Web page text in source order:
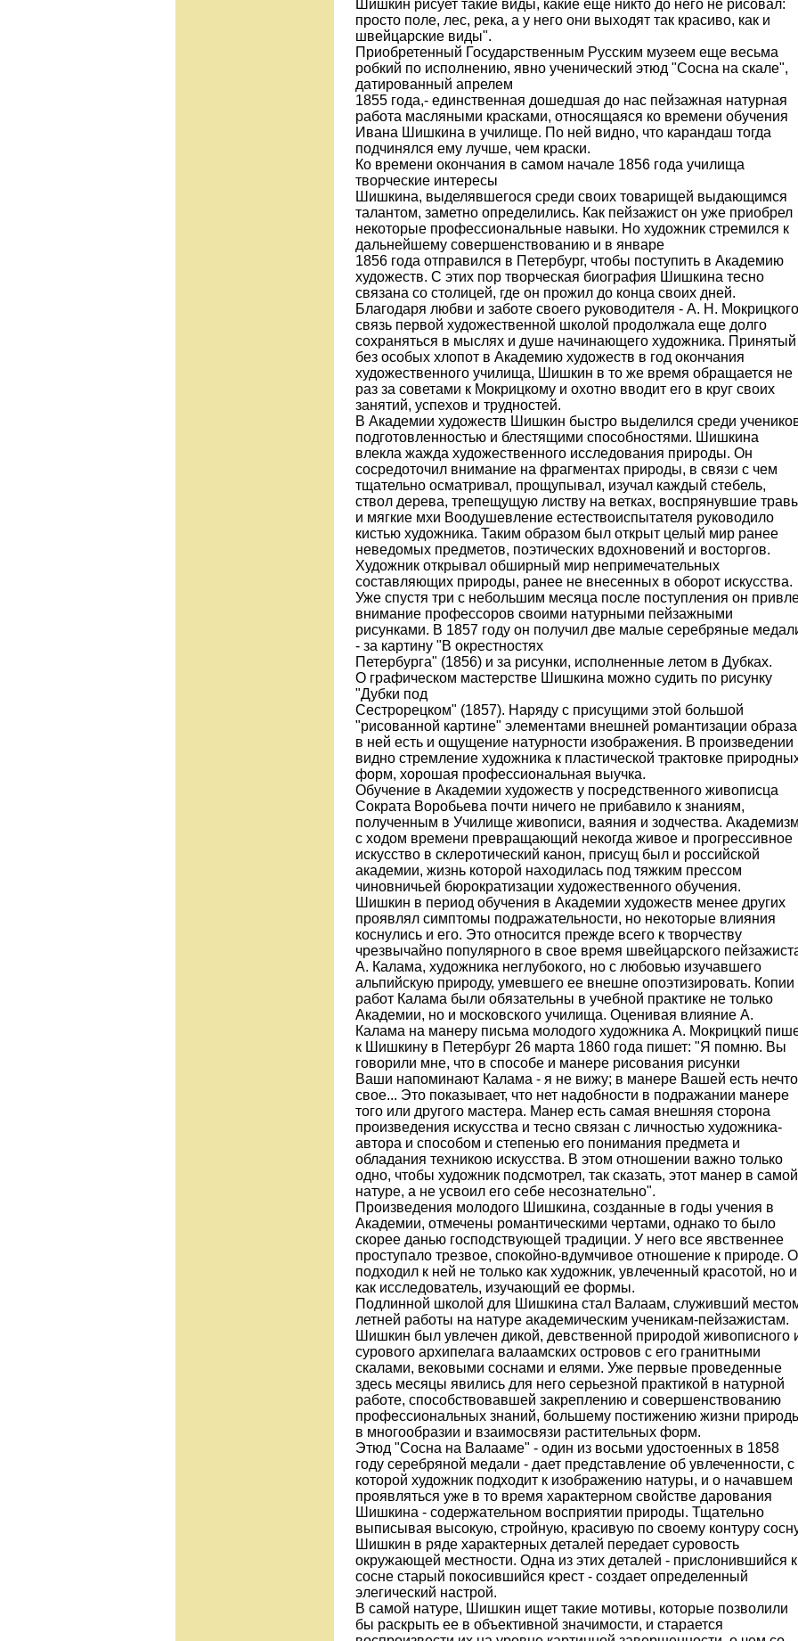
Шишкин рисует такие виды, какие еще никто до него не рисовал:
просто поле, лес, река, а у него они выходят так красиво, как и
швейцарские виды".
Приобретенный Государственным Русским музеем еще весьма
робкий по исполнению, явно ученический этюд "Сосна на скале",
датированный апрелем
1855 года,- единственная дошедшая до нас пейзажная натурная
работа масляными красками, относящаяся ко времени обучения
Ивана Шишкина в училище. По ней видно, что карандаш тогда
подчинялся ему лучше, чем краски.
Ко времени окончания в самом начале 1856 года училища
творческие интересы
Шишкина, выделявшегося среди своих товарищей выдающимся
талантом, заметно определились. Как пейзажист он уже приобрел
некоторые профессиональные навыки. Но художник стремился к
дальнейшему совершенствованию и в январе
1856 года отправился в Петербург, чтобы поступить в Академию
художеств. С этих пор творческая биография Шишкина тесно
связана со столицей, где он прожил до конца своих дней.
Благодаря любви и заботе своего руководителя - А. Н.
связь первой художественной школой продолжала еще долго
сохраняться в мыслях и душе начинающего художника. Принятый
без особых хлопот в Академию художеств в год окончания
художественного училища, Шишкин в то же время обращается не
раз за советами к Мокрицкому и охотно вводит его в круг своих
занятий, успехов и трудностей.
В Академии художеств Шишкин быстро выделился среди
подготовленностью и блестящими способностями. Шишкина
влекла жажда художественного исследования природы. Он
сосредоточил внимание на фрагментах природы, в связи с чем
тщательно осматривал, прощупывал, изучал каждый стебель,
ствол дерева, трепещущую листву на ветках, воспрянувшие
и мягкие мхи Воодушевление естествоиспытателя руководило
кистью художника. Таким образом был открыт целый мир ранее
неведомых предметов, поэтических вдохновений и восторгов.
Художник открывал обширный мир непримечательных
составляющих природы, ранее не внесенных в оборот искусства.
Уже спустя три с небольшим месяца после поступления он
внимание профессоров своими натурными пейзажными
рисунками. В 1857 году он получил две малые серебряные
- за картину "В окрестностях
Петербурга" (1856) и за рисунки, исполненные летом в Дубках.
О графическом мастерстве Шишкина можно судить по рисунку
"Дубки под
Сестрорецком" (1857). Наряду с присущими этой большой
"рисованной картине" элементами внешней романтизации
в ней есть и ощущение натурности изображения. В произведении
видно стремление художника к пластической трактовке
форм, хорошая профессиональная выучка.
Обучение в Академии художеств у посредственного живописца
Сократа Воробьева почти ничего не прибавило к знаниям,
полученным в Училище живописи, ваяния и зодчества.
с ходом времени превращающий некогда живое и прогрессивное
искусство в склеротический канон, присущ был и российской
академии, жизнь которой находилась под тяжким прессом
чиновничьей бюрократизации художественного обучения.
Шишкин в период обучения в Академии художеств менее других
проявлял симптомы подражательности, но некоторые влияния
коснулись и его. Это относится прежде всего к творчеству
чрезвычайно популярного в свое время швейцарского
А. Калама, художника неглубокого, но с любовью изучавшего
альпийскую природу, умевшего ее внешне опоэтизировать. Копии
работ Калама были обязательны в учебной практике не только
Академии, но и московского училища. Оценивая влияние А.
Калама на манеру письма молодого художника А. Мокрицкий
к Шишкину в Петербург 26 марта 1860 года пишет: "Я помню. Вы
говорили мне, что в способе и манере рисования рисунки
Ваши напоминают Калама - я не вижу; в манере Вашей есть нечто
свое... Это показывает, что нет надобности в подражании манере
того или другого мастера. Манер есть самая внешняя сторона
произведения искусства и тесно связан с личностью художника-
автора и способом и степенью его понимания предмета и
обладания техникою искусства. В этом отношении важно только
одно, чтобы художник подсмотрел, так сказать, этот манер в самой
натуре, а не усвоил его себе несознательно".
Произведения молодого Шишкина, созданные в годы учения в
Академии, отмечены романтическими чертами, однако то было
скорее данью господствующей традиции. У него все явственнее
проступало трезвое, спокойно-вдумчивое отношение к природе.
подходил к ней не только как художник, увлеченный красотой, но и
как исследователь, изучающий ее формы.
Подлинной школой для Шишкина стал Валаам, служивший
летней работы на натуре академическим ученикам-пейзажистам.
Шишкин был увлечен дикой, девственной природой живописного
сурового архипелага валаамских островов с его гранитными
скалами, вековыми соснами и елями. Уже первые проведенные
здесь месяцы явились для него серьезной практикой в натурной
работе, способствовавшей закреплению и совершенствованию
профессиональных знаний, большему постижению жизни
в многообразии и взаимосвязи растительных форм.
Этюд "Сосна на Валааме" - один из восьми удостоенных в 1858
году серебряной медали - дает представление об увлеченности, с
которой художник подходит к изображению натуры, и о начавшем
проявляться уже в то время характерном свойстве дарования
Шишкина - содержательном восприятии природы. Тщательно
выписывая высокую, стройную, красивую по своему контуру
Шишкин в ряде характерных деталей передает суровость
окружающей местности. Одна из этих деталей - прислонившийся к
сосне старый покосившийся крест - создает определенный
элегический настрой.
В самой натуре, Шишкин ищет такие мотивы, которые позволили
бы раскрыть ее в объективной значимости, и старается